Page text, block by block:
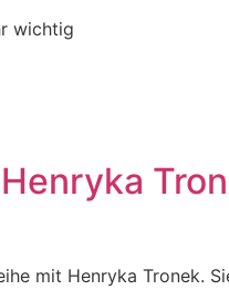
wichtig
mit Henryka Tronek.